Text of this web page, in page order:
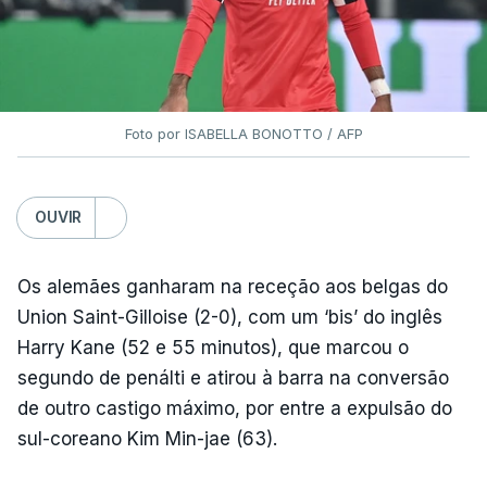
Foto por ISABELLA BONOTTO / AFP
OUVIR
Os alemães ganharam na receção aos belgas do
Union Saint-Gilloise (2-0), com um ‘bis’ do inglês
Harry Kane (52 e 55 minutos), que marcou o
segundo de penálti e atirou à barra na conversão
de outro castigo máximo, por entre a expulsão do
sul-coreano Kim Min-jae (63).